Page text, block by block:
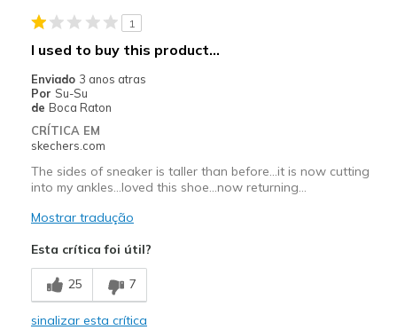
Feels half size too small
View On Shoes
Shoes are for Wearing
1
I used to buy this product...
Enviado 3 anos atras
Por Su-Su
de Boca Raton
CRÍTICA EM
skechers.com
The sides of sneaker is taller than before...it is now cutting
into my ankles...loved this shoe...now returning...
Mostrar tradução
Esta crítica foi útil?
25 7
sinalizar esta crítica